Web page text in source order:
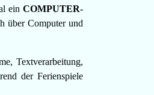
ein COMPUTER-
über Computer und
Textverarbeitung,
der Ferienspiele